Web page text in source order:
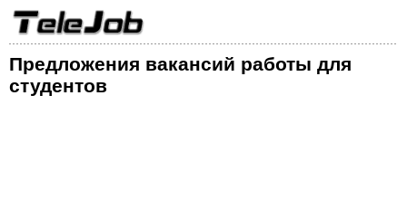
Предложения вакансий работы для
студентов